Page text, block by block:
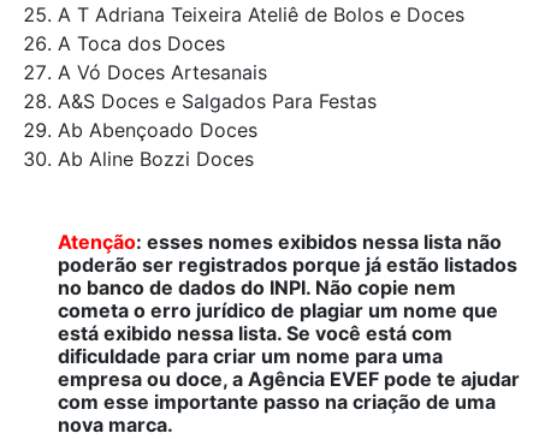
A T Adriana Teixeira Ateliê de Bolos e Doces
A Toca dos Doces
A Vó Doces Artesanais
A&S Doces e Salgados Para Festas
Ab Abençoado Doces
Ab Aline Bozzi Doces
Atenção: esses nomes exibidos nessa lista não
poderão ser registrados porque já estão listados
no banco de dados do INPI. Não copie nem
cometa o erro jurídico de plagiar um nome que
está exibido nessa lista. Se você está com
dificuldade para criar um nome para uma
empresa ou doce, a Agência EVEF pode te ajudar
com esse importante passo na criação de uma
nova marca.